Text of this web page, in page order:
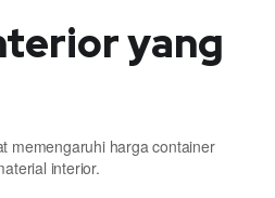
yang
memengaruhi harga container
interior.